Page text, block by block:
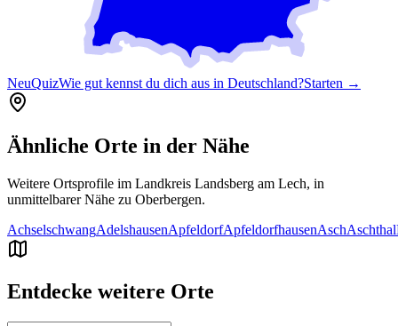
NeuQuizWie gut kennst du dich aus in Deutschland?Starten →
Ähnliche Orte in der Nähe
Weitere Ortsprofile im Landkreis Landsberg am Lech, in
unmittelbarer Nähe zu Oberbergen.
AchselschwangAdelshausenApfeldorfApfeldorfhausenAschAschthal
Entdecke weitere Orte